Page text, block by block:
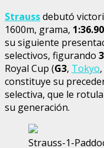
Straussdebutó
1600m, grama, 1:36.90
su siguiente
selectivos, figurando
Royal Cup (G3, Tokyo
constituye su
selectiva, que le
su generación.
Strauss-1-